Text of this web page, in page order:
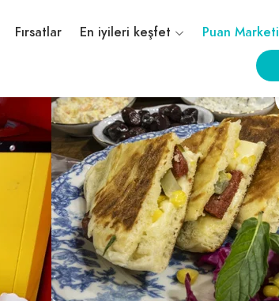
Fırsatlar En iyileri keşfet Puan Marketi